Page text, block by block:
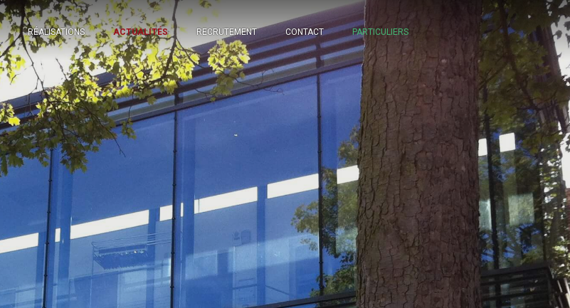
RÉALISATIONS ACTUALITÉS RECRUTEMENT CONTACT PARTICULIERS